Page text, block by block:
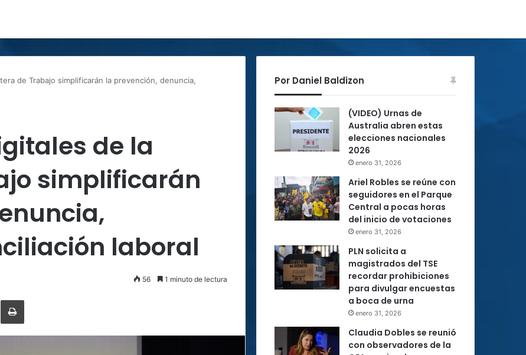
de Trabajo simplificarán la prevención, denuncia,
de la
simplificarán
laboral
56 1 minuto de lectura
por correo electrónicoImprimir
Por Daniel Baldizon
(VIDEO) Urnas de
Australia abren estas
elecciones nacionales
2026
enero 31, 2026
Ariel Robles se reúne con
seguidores en el Parque
Central a pocas horas
del inicio de votaciones
enero 31, 2026
PLN solicita a
magistrados del TSE
recordar prohibiciones
para divulgar encuestas
a boca de urna
enero 31, 2026
Claudia Dobles se reunió
con observadores de la